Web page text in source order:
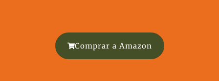
Comprar a Amazon